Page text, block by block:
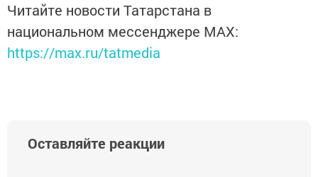
Читайте новости Татарстана в
национальном мессенджере MАХ:
https://max.ru/tatmedia
Оставляйте реакции